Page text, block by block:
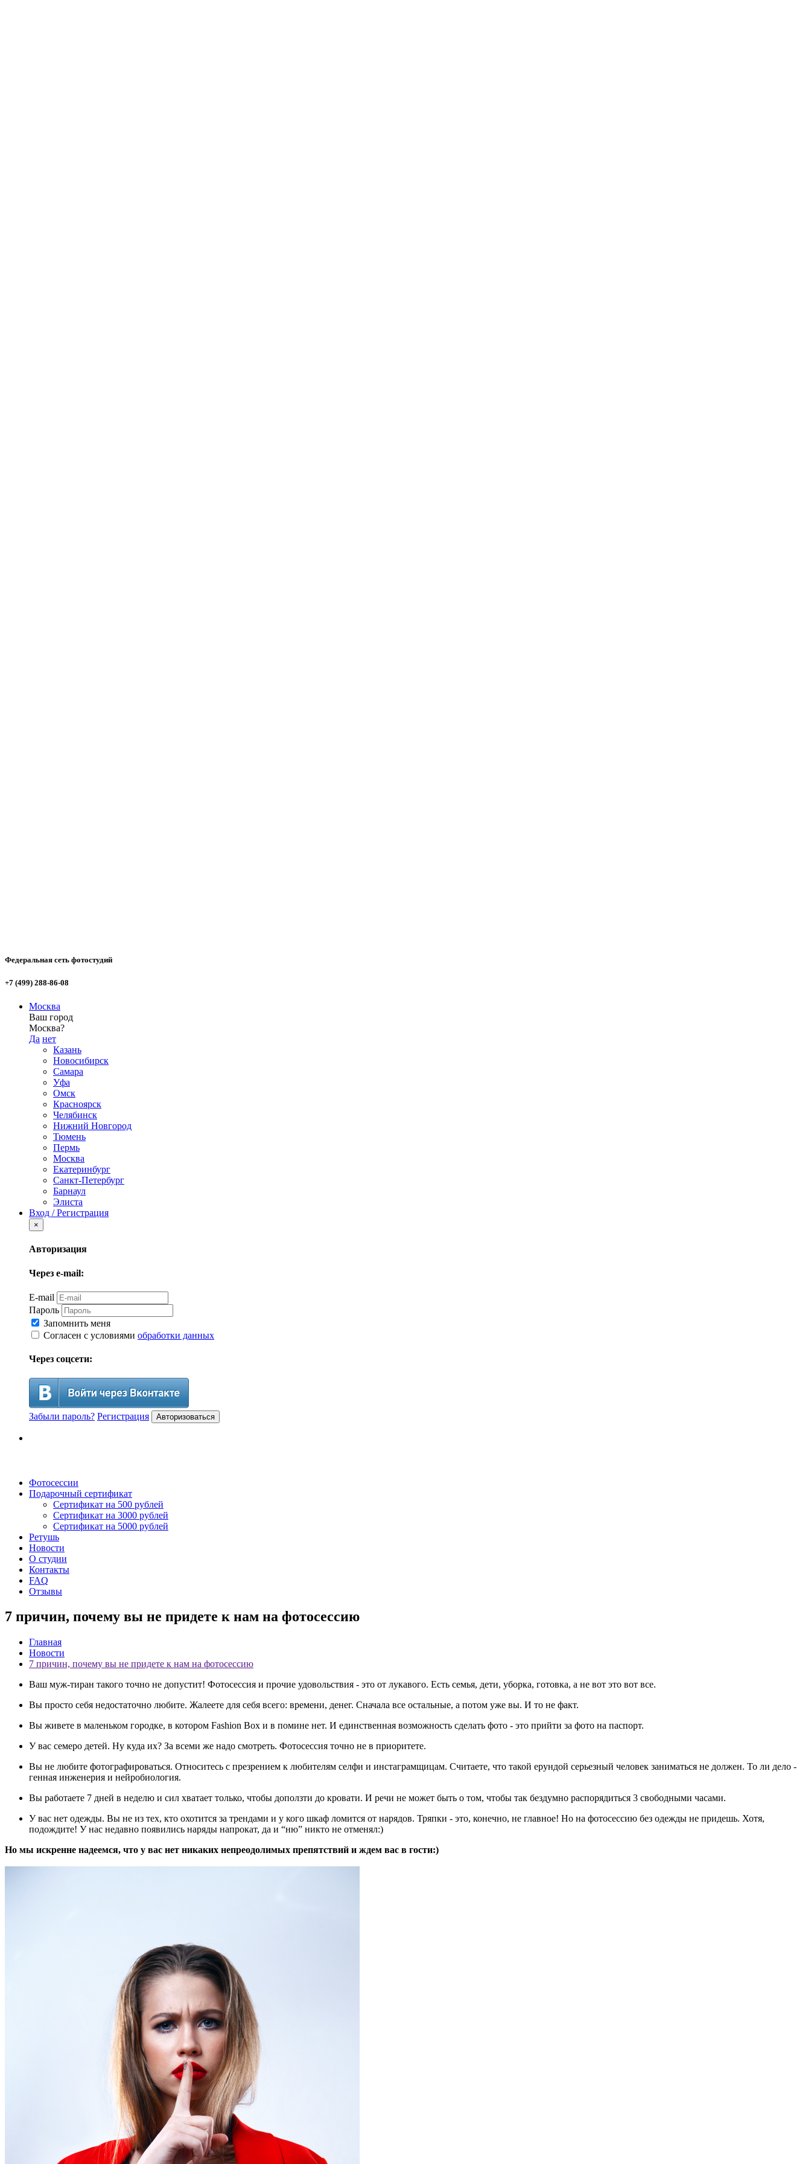
Федеральная сеть фотостудий
+7 (499) 288-86-08
Москва
Ваш город
Москва?
Да нет
Казань
Новосибирск
Самара
Уфа
Омск
Красноярск
Челябинск
Нижний Новгород
Тюмень
Пермь
Москва
Екатеринбург
Санкт-Петербург
Барнаул
Элиста
Вход / Регистрация
×
Авторизация
Через e-mail:
E-mail
Пароль
Запомнить меня
Согласен с условиями обработки данных
Через соцсети:
Забыли пароль? Регистрация Авторизоваться
Фотосессии
Подарочный сертификат
Сертификат на 500 рублей
Сертификат на 3000 рублей
Сертификат на 5000 рублей
Ретушь
Новости
О студии
Контакты
FAQ
Отзывы
7 причин, почему вы не придете к нам на фотосессию
Главная
Новости
7 причин, почему вы не придете к нам на фотосессию
Ваш муж-тиран такого точно не допустит! Фотосессия и прочие удовольствия - это от лукавого. Есть семья, дети, уборка, готовка, а не вот это вот все.
Вы просто себя недостаточно любите. Жалеете для себя всего: времени, денег. Сначала все остальные, а потом уже вы. И то не факт.
Вы живете в маленьком городке, в котором Fashion Box и в помине нет. И единственная возможность сделать фото - это прийти за фото на паспорт.
У вас семеро детей. Ну куда их? За всеми же надо смотреть. Фотосессия точно не в приоритете.
Вы не любите фотографироваться. Относитесь с презрением к любителям селфи и инстаграмщицам. Считаете, что такой ерундой серьезный человек заниматься не должен. То ли дело -
генная инженерия и нейробиология.
Вы работаете 7 дней в неделю и сил хватает только, чтобы доползти до кровати. И речи не может быть о том, чтобы так бездумно распорядиться 3 свободными часами.
У вас нет одежды. Вы не из тех, кто охотится за трендами и у кого шкаф ломится от нарядов. Тряпки - это, конечно, не главное! Но на фотосессию без одежды не придешь. Хотя,
подождите! У нас недавно появились наряды напрокат, да и “ню” никто не отменял:)
Но мы искренне надеемся, что у вас нет никаких непреодолимых препятствий и ждем вас в гости:)